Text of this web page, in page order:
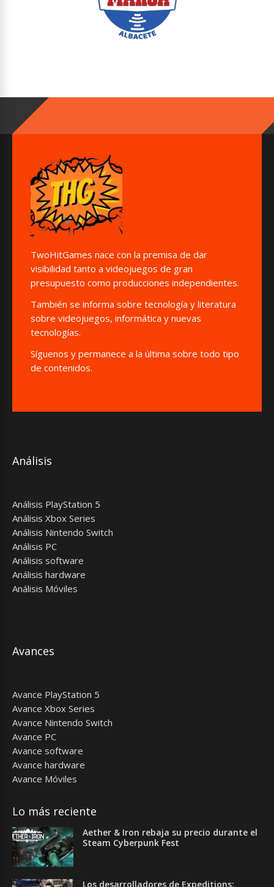
TwoHitGames nace con la premisa de dar
visibilidad tanto a videojuegos de gran
presupuesto como producciones independientes.
También se informa sobre tecnología y literatura
sobre videojuegos, informática y nuevas
tecnologías.
Síguenos y permanece a la última sobre todo tipo
de contenidos.
Análisis
Análisis PlayStation 5
Análisis Xbox Series
Análisis Nintendo Switch
Análisis PC
Análisis software
Análisis hardware
Análisis Móviles
Avances
Avance PlayStation 5
Avance Xbox Series
Avance Nintendo Switch
Avance PC
Avance software
Avance hardware
Avance Móviles
Lo más reciente
Aether & Iron rebaja su precio durante el
Steam Cyberpunk Fest
Los desarrolladores de Expeditions: